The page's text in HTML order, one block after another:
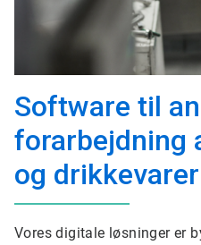
Software til
forarbejdning
og drikkevarer
Vores digitale løsninger er